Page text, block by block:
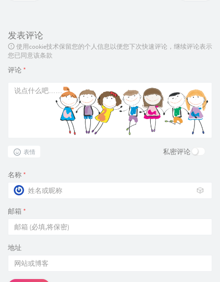
发表评论
使用cookie技术保留您的个人信息以便您下次快速评论，继续评论表示
您已同意该条款
评论 *
表情 私密评论
名称 *
🎲
邮箱 *
地址